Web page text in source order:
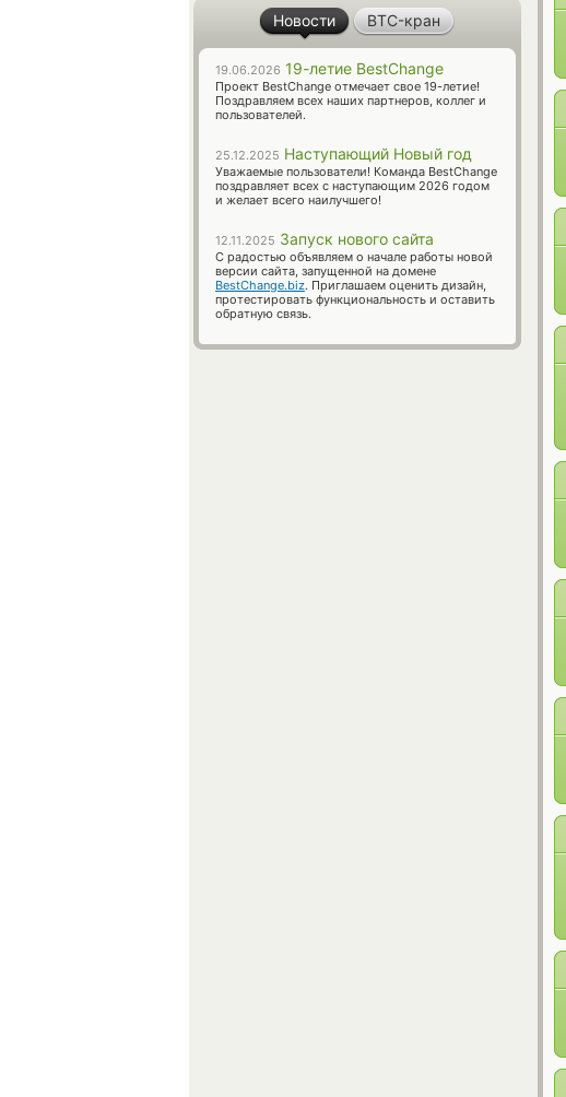
Новости BTC-кран
19.06.2026 19-летие BestChange
Проект BestChange отмечает свое 19-летие!
Поздравляем всех наших партнеров, коллег и
пользователей.
25.12.2025 Наступающий Новый год
Уважаемые пользователи! Команда BestChange
поздравляет всех с наступающим 2026 годом
и желает всего наилучшего!
12.11.2025 Запуск нового сайта
С радостью объявляем о начале работы новой
версии сайта, запущенной на домене
BestChange.biz. Приглашаем оценить дизайн,
протестировать функциональность и оставить
обратную связь.